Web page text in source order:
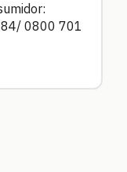
0800 701